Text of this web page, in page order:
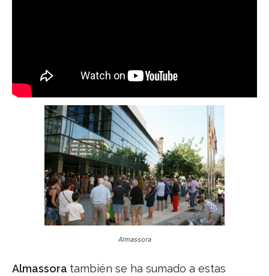
Almassora
Almassora también se ha sumado a estas